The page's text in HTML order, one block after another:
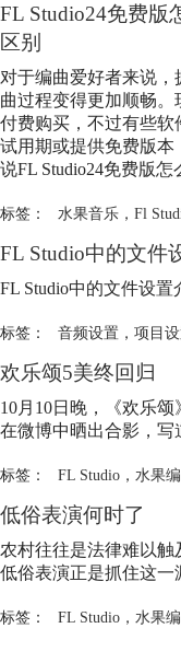
FL Studio24免费版
区别
对于编曲爱好者来说
曲过程变得更加顺畅
付费购买，不过有些
试用期或提供免费版本
说FL Studio24免费版怎
标签： 水果音乐， Fl
FL Studio中的文件
FL Studio中的文件设置
标签： 音频设置， 项目
欢乐颂5美终回归
10月10日晚，《欢乐
在微博中晒出合影，写
标签： FL Studio， 水果
低俗表演何时了
农村往往是法律难以
低俗表演正是抓住这一
标签： FL Studio， 水果